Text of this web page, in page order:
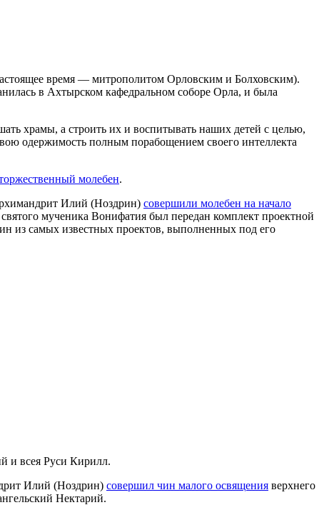
время — митрополитом Орловским и Болховским).
в Ахтырском кафедральном соборе Орла, и была
храмы, а строить их и воспитывать наших детей с целью,
одержимость полным порабощением своего интеллекта
молебен.
Илий (Ноздрин) совершили молебен на начало
мученика Вонифатия был передан комплект проектной
из самых известных проектов, выполненных под его
и всея Руси Кирилл.
Илий (Ноздрин) совершил чин малого освящения верхнего
Нектарий.